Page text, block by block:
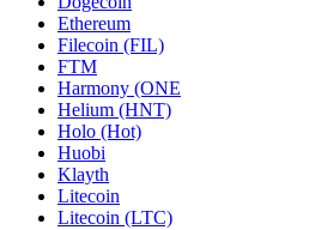
Ethereum
Filecoin (FIL)
FTM
Harmony (ONE
Helium (HNT)
Holo (Hot)
Huobi
Klayth
Litecoin
Litecoin (LTC)